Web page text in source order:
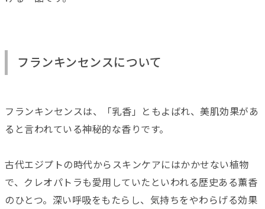
フランキンセンスについて
フランキンセンスは、「乳香」ともよばれ、美肌効果があ
ると言われている神秘的な香りです。
古代エジプトの時代からスキンケアにはかかせない植物
で、クレオパトラも愛用していたといわれる歴史ある薫香
のひとつ。深い呼吸をもたらし、気持ちをやわらげる効果